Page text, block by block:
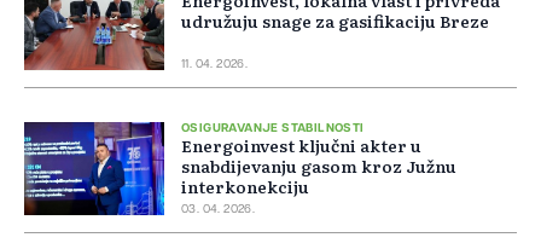
udružuju snage za gasifikaciju Breze
11. 04. 2026.
OSIGURAVANJE STABILNOSTI
Energoinvest ključni akter u
snabdijevanju gasom kroz Južnu
interkonekciju
03. 04. 2026.